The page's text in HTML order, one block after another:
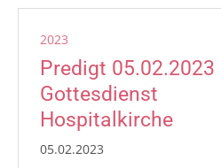
2023
Predigt 05.02.2023
Gottesdienst
Hospitalkirche
05.02.2023